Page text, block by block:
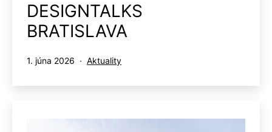
DESIGNTALKS
BRATISLAVA
Publikované
1. júna 2026
Kategorizované
Aktuality